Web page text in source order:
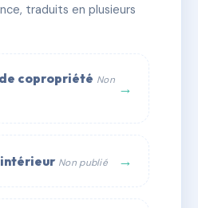
traduits en plusieurs
copropriété Non →
Non publié →